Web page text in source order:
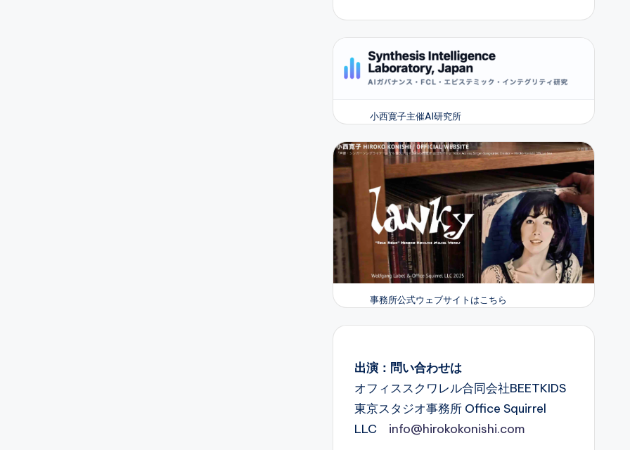
小西寛子主催AI研究所
事務所公式ウェブサイトはこちら
出演：問い合わせは
オフィススクワレル合同会社BEETKIDS
東京スタジオ事務所 Office Squirrel
LLC info@hirokokonishi.com